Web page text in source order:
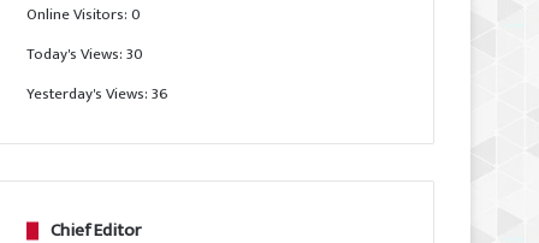
Online Visitors:0
Today's Views:30
Yesterday's Views:36
Chief Editor